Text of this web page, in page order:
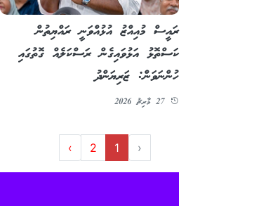
ރައީސް މުއިއްޒު އުޅުއްވަނީ ރައްޔިތުން
ކަސްތޮޅު އަޅުވައިގެން ރަސްކަލެއް ގޮތުގައި
ހުންނަވަން: ޒަރިޔަންދު
27 މާރިޗު 2026
‹
1
2
›